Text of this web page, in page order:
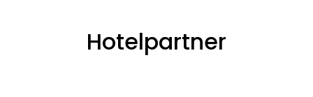
Hotelpartner